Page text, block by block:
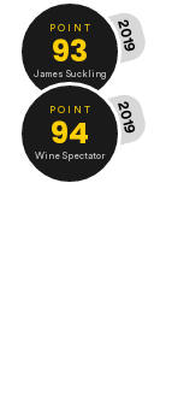
P O I N T
93
James Suckling
2019
P O I N T
94
Wine Spectator
2019